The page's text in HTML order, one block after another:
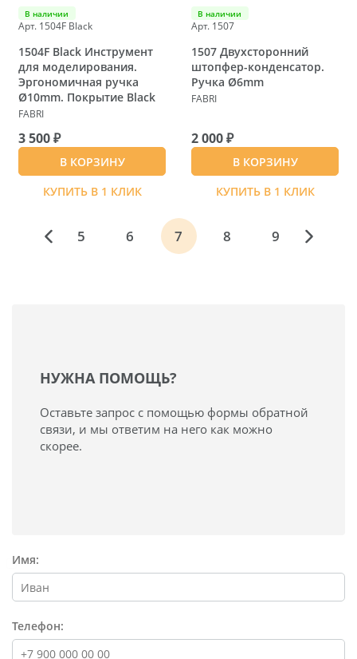
В наличии
Арт. 1504F Black
1504F Black Инструмент
для моделирования.
Эргономичная ручка
Ø10mm. Покрытие Black
FABRI
3 500 ₽
В КОРЗИНУ
КУПИТЬ В 1 КЛИК
В наличии
Арт. 1507
1507 Двухсторонний
штопфер-конденсатор.
Ручка Ø6mm
FABRI
2 000 ₽
В КОРЗИНУ
КУПИТЬ В 1 КЛИК
5 6 7 8 9
НУЖНА ПОМОЩЬ?
Оставьте запрос с помощью формы обратной
связи, и мы ответим на него как можно
скорее.
Имя:
Телефон: